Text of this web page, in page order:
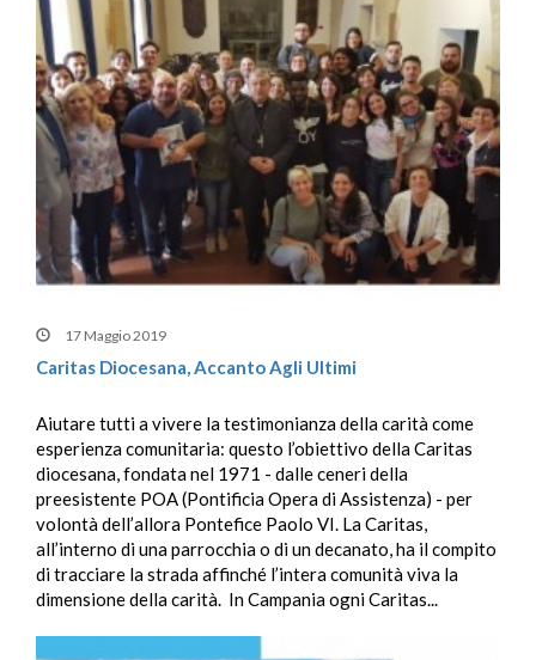
17 Maggio 2019
Caritas Diocesana, Accanto Agli Ultimi
Aiutare tutti a vivere la testimonianza della carità come
esperienza comunitaria: questo l’obiettivo della Caritas
diocesana, fondata nel 1971 - dalle ceneri della
preesistente POA (Pontificia Opera di Assistenza) - per
volontà dell’allora Pontefice Paolo VI. La Caritas,
all’interno di una parrocchia o di un decanato, ha il compito
di tracciare la strada affinché l’intera comunità viva la
dimensione della carità. In Campania ogni Caritas...